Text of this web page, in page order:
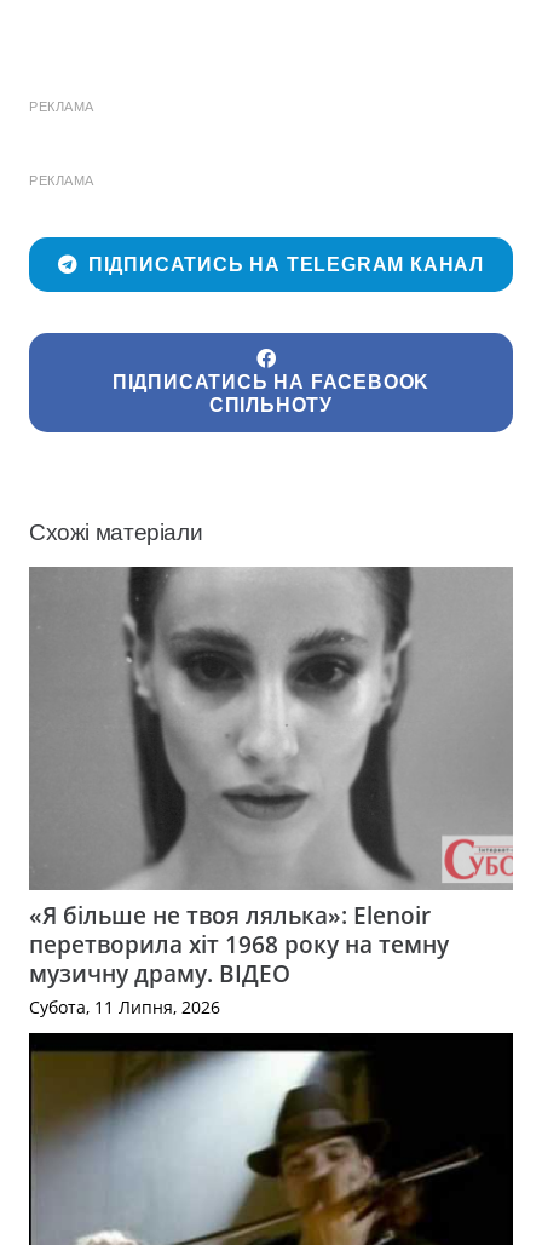
РЕКЛАМА
РЕКЛАМА
ПІДПИСАТИСЬ НА TELEGRAM КАНАЛ
ПІДПИСАТИСЬ НА FACEBOOK
СПІЛЬНОТУ
Схожі матеріали
«Я більше не твоя лялька»: Elenoir
перетворила хіт 1968 року на темну
музичну драму. ВІДЕО
Субота, 11 Липня, 2026